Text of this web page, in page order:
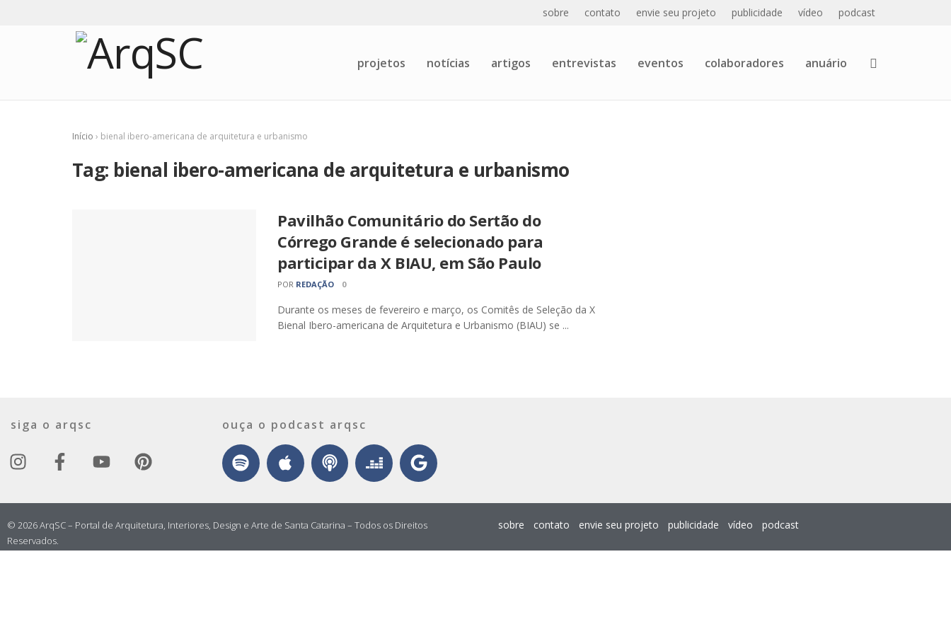
sobre contato envie seu projeto publicidade vídeo podcast
projetos notícias artigos entrevistas eventos colaboradores anuário
Início › bienal ibero-americana de arquitetura e urbanismo
Tag: bienal ibero-americana de arquitetura e urbanismo
Pavilhão Comunitário do Sertão do
Córrego Grande é selecionado para
participar da X BIAU, em São Paulo
POR REDAÇÃO 0
Durante os meses de fevereiro e março, os Comitês de Seleção da X
Bienal Ibero-americana de Arquitetura e Urbanismo (BIAU) se ...
siga o arqsc ouça o podcast arqsc
© 2026 ArqSC – Portal de Arquitetura, Interiores, Design e Arte de Santa Catarina – Todos os Direitos
Reservados.
sobre contato envie seu projeto publicidade vídeo podcast